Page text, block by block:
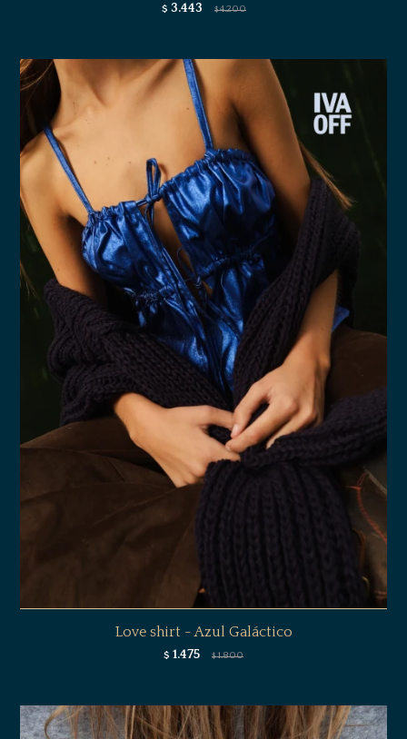
$ 3.443 $ 4.200
Love shirt - Azul Galáctico
$ 1.475 $ 1.800